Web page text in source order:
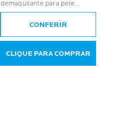
demaquilante para pele
oleosa e sensível
CONFERIR
CLIQUE PARA COMPRAR